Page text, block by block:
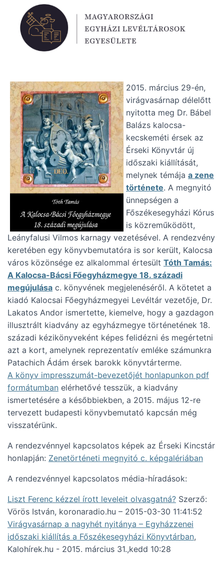
2015. március 29-én,
virágvasárnap délelőtt
nyitotta meg Dr. Bábel
Balázs kalocsa-
kecskeméti érsek az
Érseki Könyvtár új
időszaki kiállítását,
melynek témája a zene
története. A megnyitó
ünnepségen a
Főszékesegyházi Kórus
is közreműködött,
Leányfalusi Vilmos karnagy vezetésével. A rendezvény
keretében egy könyvbemutatóra is sor került, Kalocsa
város közönsége ez alkalommal értesült Tóth Tamás:
A Kalocsa-Bácsi Főegyházmegye 18. századi
megújulása c. könyvének megjelenéséről. A kötetet a
kiadó Kalocsai Főegyházmegyei Levéltár vezetője, Dr.
Lakatos Andor ismertette, kiemelve, hogy a gazdagon
illusztrált kiadvány az egyházmegye történetének 18.
századi kézikönyveként képes felidézni és megértetni
azt a kort, amelynek reprezentatív emléke számunkra
Patachich Ádám érsek barokk könyvtárterme.
A könyv impresszumát-bevezetőjét honlapunkon pdf
formátumban elérhetővé tesszük, a kiadvány
ismertetésére a későbbiekben, a 2015. május 12-re
tervezett budapesti könyvbemutató kapcsán még
visszatérünk.
A rendezvénnyel kapcsolatos képek az Érseki Kincstár
honlapján: Zenetörténeti megnyitó c. képgalériában
A rendezvénnyel kapcsolatos média-híradások:
Liszt Ferenc kézzel írott leveleit olvasgatná? Szerző:
Vörös István, koronaradio.hu – 2015-03-30 11:41:52
Virágvasárnap a nagyhét nyitánya – Egyházzenei
időszaki kiállítás a Főszékesegyházi Könyvtárban,
Kalohírek.hu - 2015. március 31.,kedd 10:28